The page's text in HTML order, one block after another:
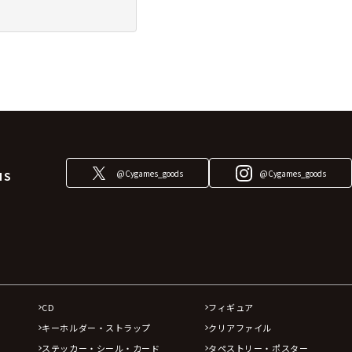
@Cygames_goods @Cygames_goods
CD
フィギュア
キーホルダー・ストラップ
クリアファイル
ステッカー・シール・カード タペストリー・ポスター